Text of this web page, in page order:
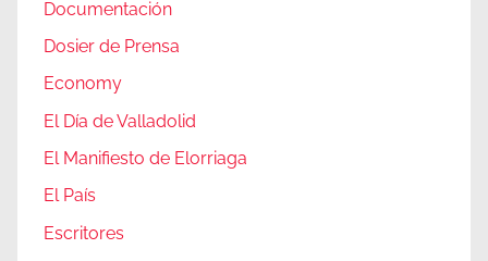
Documentación
Dosier de Prensa
Economy
El Día de Valladolid
El Manifiesto de Elorriaga
El País
Escritores